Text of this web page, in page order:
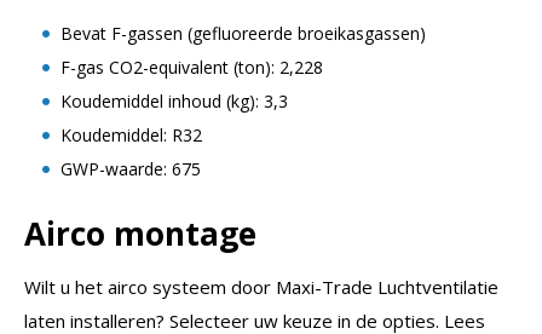
Bevat F-gassen (gefluoreerde broeikasgassen)
F-gas CO2-equivalent (ton): 2,228
Koudemiddel inhoud (kg): 3,3
Koudemiddel: R32
GWP-waarde: 675
Airco montage
Wilt u het airco systeem door Maxi-Trade Luchtventilatie
laten installeren? Selecteer uw keuze in de opties. Lees